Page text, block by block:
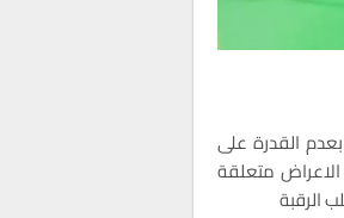
القدرة على
متعلقة
الرقبة